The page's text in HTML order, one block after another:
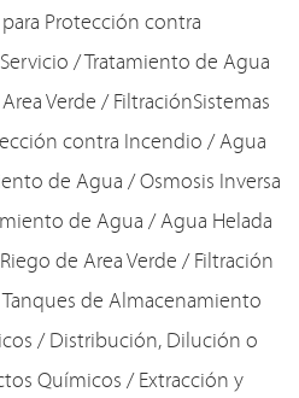
Protección contra
/ Tratamiento de Agua
Verde / FiltraciónSistemas
contra Incendio / Agua
de Agua / Osmosis Inversa
de Agua / Agua Helada
de Area Verde / Filtración
de Almacenamiento
/ Distribución, Dilución o
Químicos / Extracción y